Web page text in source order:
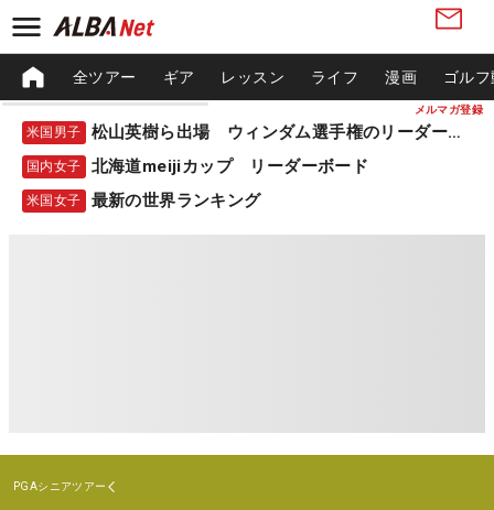
メルマガ登録
全ツアー ギア レッスン ライフ 漫画 ゴル
米国男子 松山英樹ら出場 ウィンダム選手権のリーダーボード
国内女子 北海道meijiカップ リーダーボード
米国女子 最新の世界ランキング
PGAシニアツアー